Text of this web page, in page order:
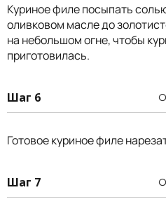
Куриное филе посыпать
оливковом масле до
на небольшом огне, чтобы
приготовилась.
Шаг 6
Готовое куриное филе
Шаг 7